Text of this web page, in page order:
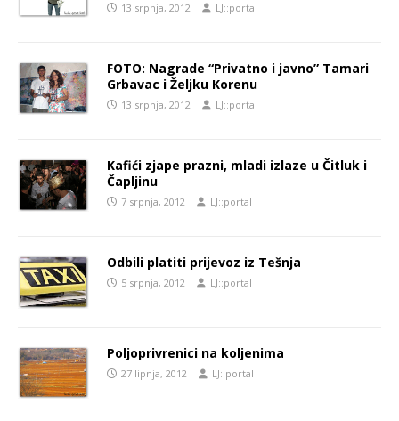
13 srpnja, 2012 LJ::portal
FOTO: Nagrade “Privatno i javno” Tamari
Grbavac i Željku Korenu
13 srpnja, 2012 LJ::portal
Kafići zjape prazni, mladi izlaze u Čitluk i
Čapljinu
7 srpnja, 2012 LJ::portal
Odbili platiti prijevoz iz Tešnja
5 srpnja, 2012 LJ::portal
Poljoprivrenici na koljenima
27 lipnja, 2012 LJ::portal